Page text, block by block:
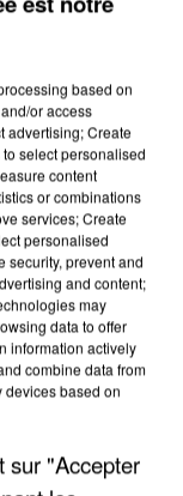
based on
or access
advertising; Create
select personalised
content
or combinations
services; Create
personalised
security, prevent and
and content;
may
data to offer
information actively
combine data from
devices based on
sur "Accepter